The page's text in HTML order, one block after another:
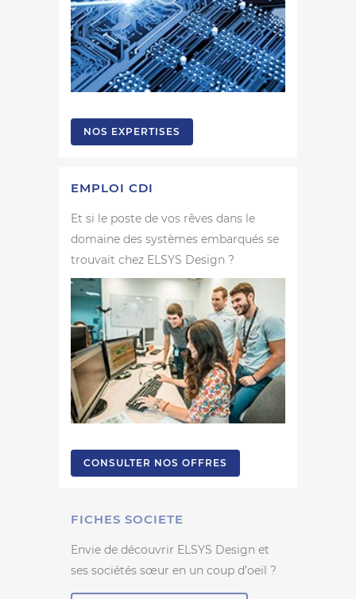
NOS EXPERTISES
EMPLOI CDI
Et si le poste de vos rêves dans le
domaine des systèmes embarqués se
trouvait chez ELSYS Design ?
CONSULTER NOS OFFRES
FICHES SOCIETE
Envie de découvrir ELSYS Design et
ses sociétés sœur en un coup d’oeil ?